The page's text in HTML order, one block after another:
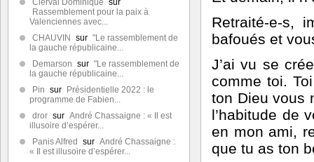
Clerval Dominique sur
Rassemblement pour la paix à
Valenciennes avec...
CHAUVIN
sur "Le rassemblement de
la gauche républicaine...
Demarson sur "Le rassemblement de
la gauche républicaine...
Pin sur
Présidentielle 2022 : le
programme de Fabien...
dror sur André Chassaigne : « Il est
illusoire d’espérer...
Panis Alfred
sur André Chassaigne :
« Il est illusoire d’espérer...
Retraité-e-s,
bafoués et
J’ai vu se
comme toi.
ton Dieu vous
l’habitude de
en mon ami,
que tu as ton